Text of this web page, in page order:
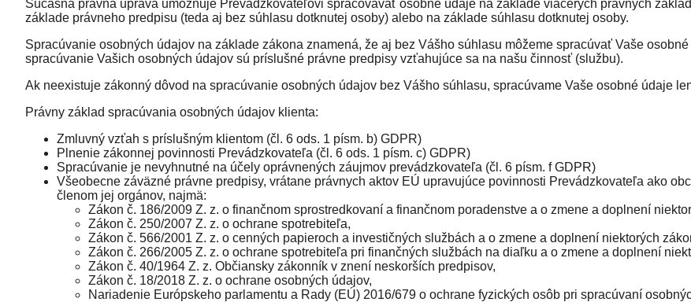
Súčasná právna úprava umožňuje Prevádzkovateľovi spracovávať osobné údaje na základe viacerých právnych
základe právneho predpisu (teda aj bez súhlasu dotknutej osoby) alebo na základe súhlasu dotknutej osoby.
Spracúvanie osobných údajov na základe zákona znamená, že aj bez Vášho súhlasu môžeme spracúvať Vaše
spracúvanie Vašich osobných údajov sú príslušné právne predpisy vzťahujúce sa na našu činnosť (službu).
Ak neexistuje zákonný dôvod na spracúvanie osobných údajov bez Vášho súhlasu, spracúvame Vaše osobné údaje
Právny základ spracúvania osobných údajov klienta:
Zmluvný vzťah s príslušným klientom (čl. 6 ods. 1 písm. b) GDPR)
Plnenie zákonnej povinnosti Prevádzkovateľa (čl. 6 ods. 1 písm. c) GDPR)
Spracúvanie je nevyhnutné na účely oprávnených záujmov prevádzkovateľa (čl. 6 písm. f GDPR)
Všeobecne záväzné právne predpisy, vrátane právnych aktov EÚ upravujúce povinnosti Prevádzkovateľa ako
členom jej orgánov, najmä:
Zákon č. 186/2009 Z. z. o finančnom sprostredkovaní a finančnom poradenstve a o zmene a doplnení
Zákon č. 250/2007 Z. z. o ochrane spotrebiteľa,
Zákon č. 566/2001 Z. z. o cenných papieroch a investičných službách a o zmene a doplnení niektorých
Zákon č. 266/2005 Z. z. o ochrane spotrebiteľa pri finančných službách na diaľku a o zmene a doplnení
Zákon č. 40/1964 Z. z. Občiansky zákonník v znení neskorších predpisov,
Zákon č. 18/2018 Z. z. o ochrane osobných údajov,
Nariadenie Európskeho parlamentu a Rady (EÚ) 2016/679 o ochrane fyzických osôb pri spracúvaní